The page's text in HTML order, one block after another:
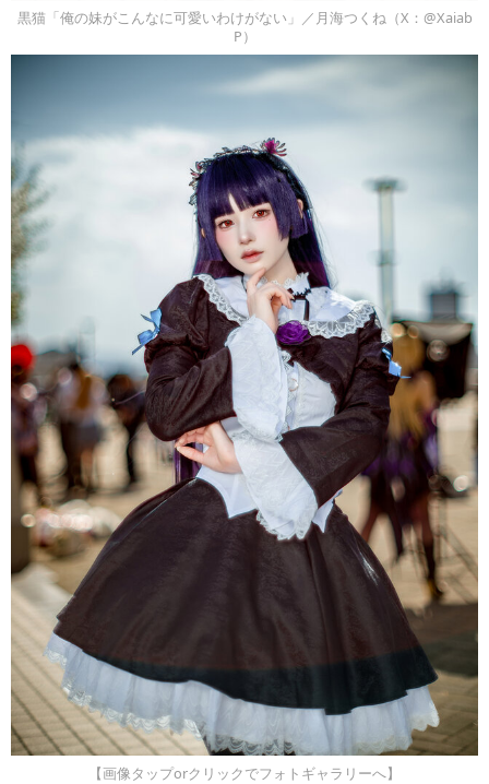
黒猫「俺の妹がこんなに可愛いわけがない」／月海つくね（X：@Xaiab
P）
【画像タップorクリックでフォトギャラリーへ】